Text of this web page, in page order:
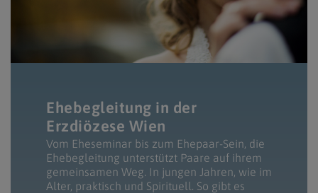
Ehebegleitung in der
Erzdiözese Wien
Vom Eheseminar bis zum Ehepaar-Sein, die
Ehebegleitung unterstützt Paare auf ihrem
gemeinsamen Weg. In jungen Jahren, wie im
Alter, praktisch und Spirituell. So gibt es